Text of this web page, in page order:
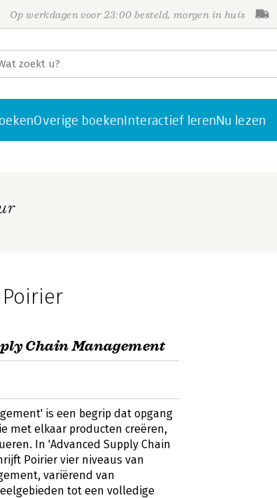
Op werkdagen voor 23:00 besteld, morgen in huis
Overige boekenInteractief lerenNu lezen
Chain Management
is een begrip dat opgang
met elkaar producten creëren,
In 'Advanced Supply Chain
Poirier vier niveaus van
variërend van
tot een volledige